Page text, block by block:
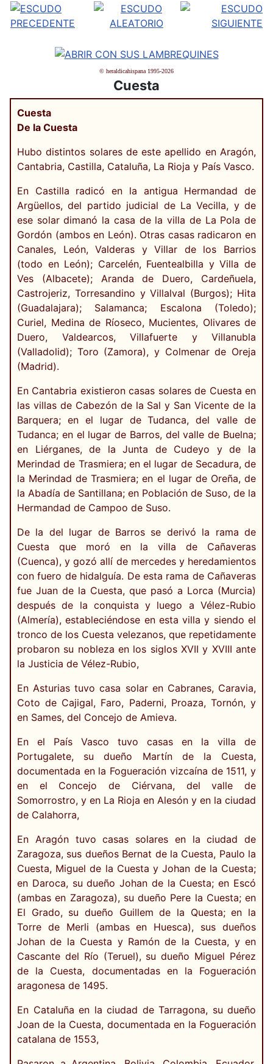
© heraldicahispana 1995-2026
Cuesta
Cuesta
De la Cuesta
Hubo distintos solares de este apellido en Aragón,
Cantabria, Castilla, Cataluña, La Rioja y País Vasco.
En Castilla radicó en la antigua Hermandad de
Argüellos, del partido judicial de La Vecilla, y de
ese solar dimanó la casa de la villa de La Pola de
Gordón (ambos en León). Otras casas radicaron en
Canales, León, Valderas y Villar de los Barrios
(todo en León); Carcelén, Fuentealbilla y Villa de
Ves (Albacete); Aranda de Duero, Cardeñuela,
Castrojeriz, Torresandino y Villalval (Burgos); Hita
(Guadalajara); Salamanca; Escalona (Toledo);
Curiel, Medina de Ríoseco, Mucientes, Olivares de
Duero, Valdearcos, Villafuerte y Villanubla
(Valladolid); Toro (Zamora), y Colmenar de Oreja
(Madrid).
En Cantabria existieron casas solares de Cuesta en
las villas de Cabezón de la Sal y San Vicente de la
Barquera; en el lugar de Tudanca, del valle de
Tudanca; en el lugar de Barros, del valle de Buelna;
en Liérganes, de la Junta de Cudeyo y de la
Merindad de Trasmiera; en el lugar de Secadura, de
la Merindad de Trasmiera; en el lugar de Oreña, de
la Abadía de Santillana; en Población de Suso, de la
Hermandad de Campoo de Suso.
De la del lugar de Barros se derivó la rama de
Cuesta que moró en la villa de Cañaveras
(Cuenca), y gozó allí de mercedes y heredamientos
con fuero de hidalguía. De esta rama de Cañaveras
fue Juan de la Cuesta, que pasó a Lorca (Murcia)
después de la conquista y luego a Vélez-Rubio
(Almería), estableciéndose en esta villa y siendo el
tronco de los Cuesta velezanos, que repetidamente
probaron su nobleza en los siglos XVII y XVIII ante
la Justicia de Vélez-Rubio,
En Asturias tuvo casa solar en Cabranes, Caravia,
Coto de Cajigal, Faro, Paderni, Proaza, Tornón, y
en Sames, del Concejo de Amieva.
En el País Vasco tuvo casas en la villa de
Portugalete, su dueño Martín de la Cuesta,
documentada en la Fogueración vizcaína de 1511, y
en el Concejo de Ciérvana, del valle de
Somorrostro, y en La Rioja en Alesón y en la ciudad
de Calahorra,
En Aragón tuvo casas solares en la ciudad de
Zaragoza, sus dueños Bernat de la Cuesta, Paulo la
Cuesta, Miguel de la Cuesta y Johan de la Cuesta;
en Daroca, su dueño Johan de la Cuesta; en Escó
(ambas en Zaragoza), su dueño Pere la Cuesta; en
El Grado, su dueño Guillem de la Questa; en la
Torre de Merli (ambas en Huesca), sus dueños
Johan de la Cuesta y Ramón de la Cuesta, y en
Cascante del Río (Teruel), su dueño Miguel Pérez
de la Cuesta, documentadas en la Fogueración
aragonesa de 1495.
En Cataluña en la ciudad de Tarragona, su dueño
Joan de la Cuesta, documentada en la Fogueración
catalana de 1553,